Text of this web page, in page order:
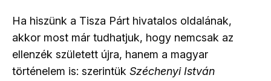
Ha hiszünk a Tisza Párt hivatalos oldalának,
akkor most már tudhatjuk, hogy nemcsak az
ellenzék született újra, hanem a magyar
történelem is: szerintük Széchenyi István